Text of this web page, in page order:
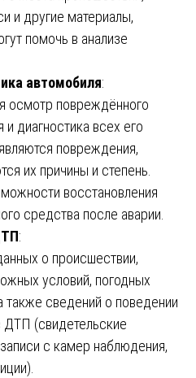
и другие материалы,
помочь в анализе
автомобиля:
осмотр повреждённого
и диагностика всех его
повреждения,
их причины и степень.
восстановления
средства после аварии.
:
о происшествии,
условий, погодных
также сведений о поведении
ДТП (свидетельские
с камер наблюдения,